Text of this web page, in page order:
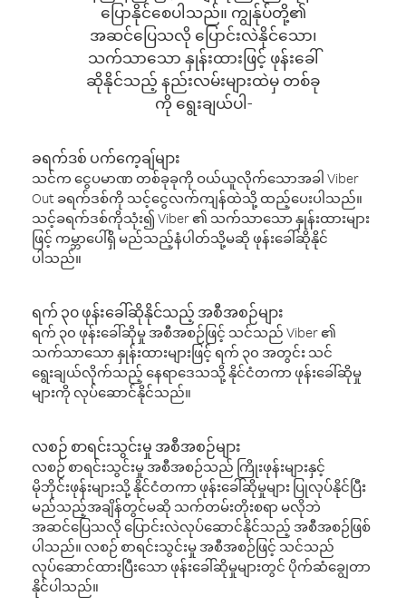
ပြောနိုင်စေပါသည်။ ကျွန်ုပ်တို့၏
အဆင်ပြေသလို ပြောင်းလဲနိုင်သော၊
သက်သာသော နှုန်းထားဖြင့် ဖုန်းခေါ်
ဆိုနိုင်သည့် နည်းလမ်းများထဲမှ တစ်ခု
ကို ရွေးချယ်ပါ-
ခရက်ဒစ် ပက်ကေ့ချ်များ
သင်က ငွေပမာဏ တစ်ခုခုကို ဝယ်ယူလိုက်သောအခါ Viber
Out ခရက်ဒစ်ကို သင့်ငွေလက်ကျန်ထဲသို့ ထည့်ပေးပါသည်။
သင့်ခရက်ဒစ်ကိုသုံး၍ Viber ၏ သက်သာသော နှုန်းထားများ
ဖြင့် ကမ္ဘာပေါ်ရှိ မည်သည့်နံပါတ်သို့မဆို ဖုန်းခေါ်ဆိုနိုင်
ပါသည်။
ရက် ၃၀ ဖုန်းခေါ်ဆိုနိုင်သည့် အစီအစဉ်များ
ရက် ၃၀ ဖုန်းခေါ်ဆိုမှု အစီအစဉ်ဖြင့် သင်သည် Viber ၏
သက်သာသော နှုန်းထားများဖြင့် ရက် ၃၀ အတွင်း သင်
ရွေးချယ်လိုက်သည့် နေရာဒေသသို့ နိုင်ငံတကာ ဖုန်းခေါ်ဆိုမှု
များကို လုပ်ဆောင်နိုင်သည်။
လစဉ် စာရင်းသွင်းမှု အစီအစဉ်များ
လစဉ် စာရင်းသွင်းမှု အစီအစဉ်သည် ကြိုးဖုန်းများနှင့်
မိုဘိုင်းဖုန်းများသို့ နိုင်ငံတကာ ဖုန်းခေါ်ဆိုမှုများ ပြုလုပ်နိုင်ပြီး
မည်သည့်အချိန်တွင်မဆို သက်တမ်းတိုးစရာ မလိုဘဲ
အဆင်ပြေသလို ပြောင်းလဲလုပ်ဆောင်နိုင်သည့် အစီအစဉ်ဖြစ်
ပါသည်။ လစဉ် စာရင်းသွင်းမှု အစီအစဉ်ဖြင့် သင်သည်
လုပ်ဆောင်ထားပြီးသော ဖုန်းခေါ်ဆိုမှုများတွင် ပိုက်ဆံချွေတာ
နိုင်ပါသည်။